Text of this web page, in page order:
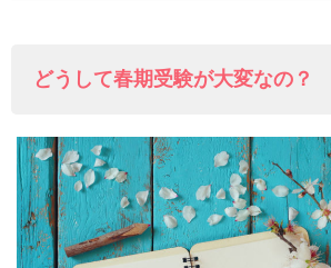
どうして春期受験が大変なの？